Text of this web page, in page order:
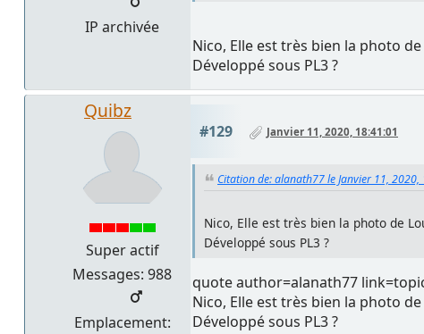
IP archivée
Nico, Elle est très bien la photo
Développé sous PL3 ?
Quibz
Super actif
Messages: 988
Emplacement:
#129 Janvier 11, 2020, 18:41:01
Citation de: alanath77 le Janvier 11, 2020,
Nico, Elle est très bien la photo de
Développé sous PL3 ?
quote author=alanath77
Nico, Elle est très bien la photo
Développé sous PL3 ?